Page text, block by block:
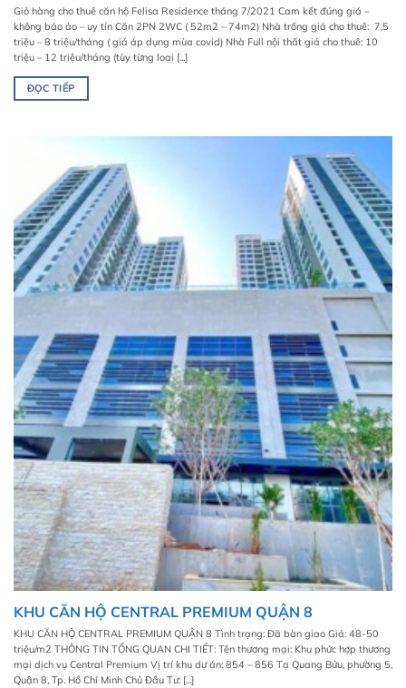
Giỏ hàng cho thuê căn hộ Felisa Residence tháng 7/2021 Cam kết đúng giá –
không báo ảo – uy tín Căn 2PN 2WC ( 52m2 – 74m2) Nhà trống giá cho thuê: 7,5
triệu – 8 triệu/tháng ( giá áp dụng mùa covid) Nhà Full nội thất giá cho thuê: 10
triệu – 12 triệu/tháng (tùy từng loại [...]
ĐỌC TIẾP
KHU CĂN HỘ CENTRAL PREMIUM QUẬN 8
KHU CĂN HỘ CENTRAL PREMIUM QUẬN 8 Tình trạng: Đã bàn giao Giá: 48-50
triệu/m2 THÔNG TIN TỔNG QUAN CHI TIẾT: Tên thương mại: Khu phức hợp thương
mại dịch vụ Central Premium Vị trí khu dự án: 854 – 856 Tạ Quang Bửu, phường 5,
Quận 8, Tp. Hồ Chí Minh Chủ Đầu Tư: [...]